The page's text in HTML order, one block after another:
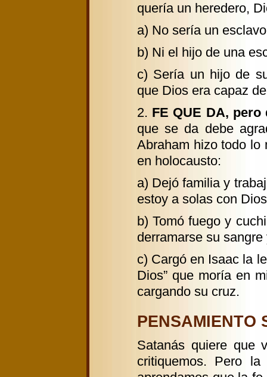
quería un heredero,
a) No sería un
b) Ni el hijo de una
c) Sería un hijo de
que Dios era capaz
2. FE QUE DA,
que se da debe
Abraham hizo todo lo
en holocausto:
a) Dejó familia y
estoy a solas con
b) Tomó fuego y
derramarse su
c) Cargó en Isaac la
Dios” que moría en
cargando su cruz.
PENSAMIENTO
Satanás quiere que
critiquemos. Pero